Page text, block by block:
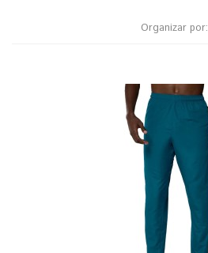
Organizar por: